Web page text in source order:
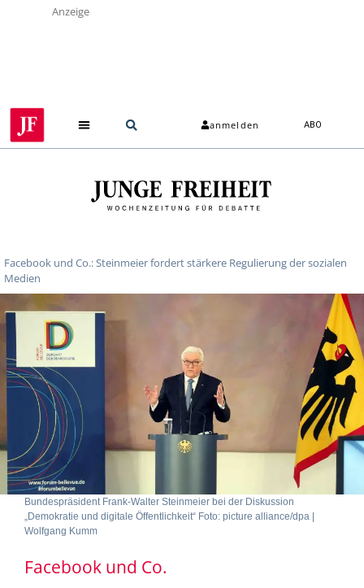
Anzeige
anmelden ABO
Facebook und Co.: Steinmeier fordert stärkere Regulierung der sozialen
Medien
Bundespräsident Frank-Walter Steinmeier bei der Diskussion
„Demokratie und digitale Öffentlichkeit“ Foto: picture alliance/dpa |
Wolfgang Kumm
Facebook und Co.